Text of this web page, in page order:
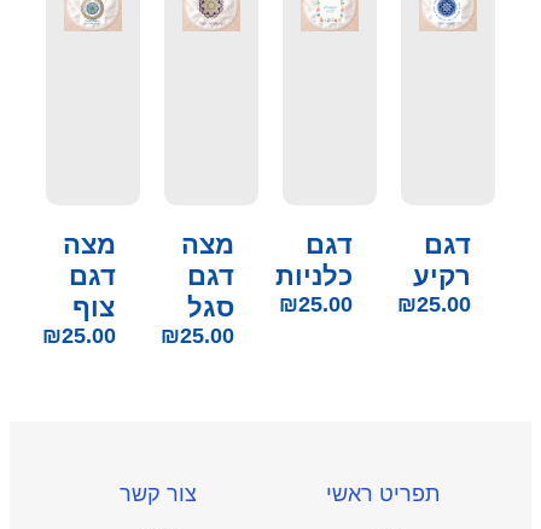
דגם
רקיע
₪25.00
דגם
כלניות
₪25.00
מצה
דגם
סגל
₪25.00
מצה
דגם
צוף
₪25.00
תפריט ראשי צור קשר